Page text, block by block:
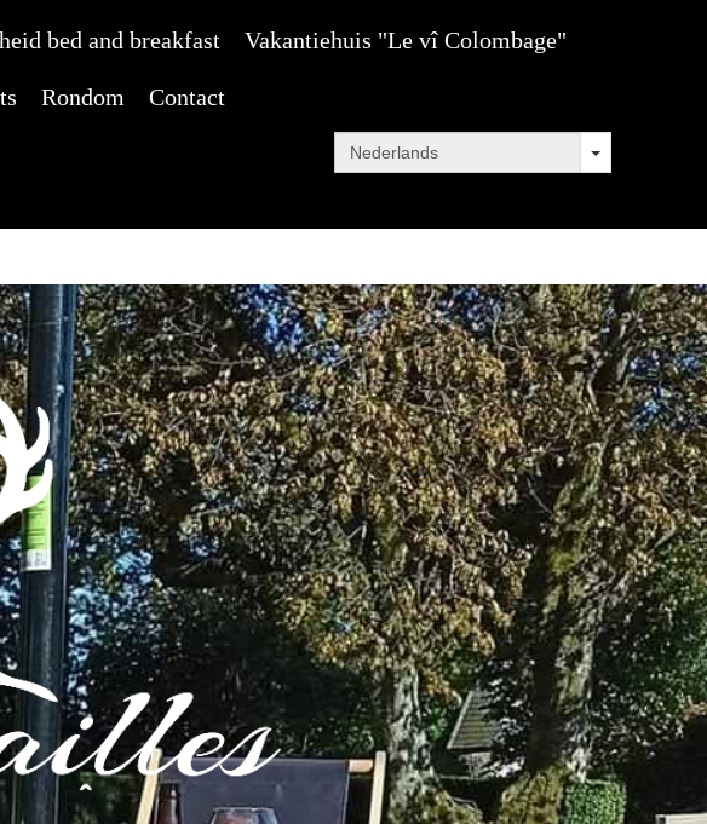
bed and breakfast Vakantiehuis "Le vî Colombage"
Rondom Contact